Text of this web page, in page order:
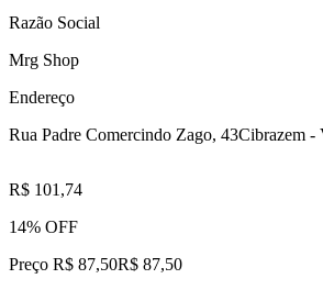
Razão Social
Mrg Shop
Endereço
Rua Padre Comercindo Zago, 43Cibrazem -
R$ 101,74
14% OFF
Preço R$ 87,50R$ 87,50